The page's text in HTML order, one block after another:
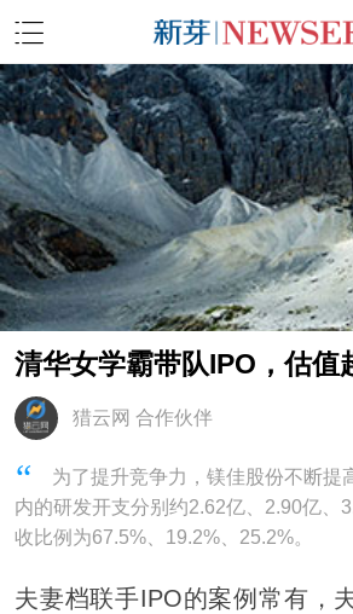
清华女学霸带队IPO，估值
猎云网 合作伙伴
为了提升竞争力，镁佳股份不断提
内的研发开支分别约2.62亿、2.90亿、
收比例为67.5%、19.2%、25.2%。
夫妻档联手IPO的案例常有，